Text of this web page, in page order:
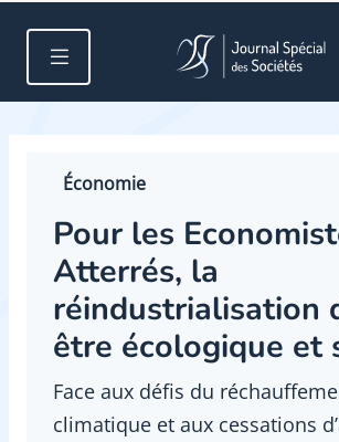
Économie
Pour les
Atterrés, la
réindustrialisation
être écologique et
Face aux défis du
climatique et aux cessations